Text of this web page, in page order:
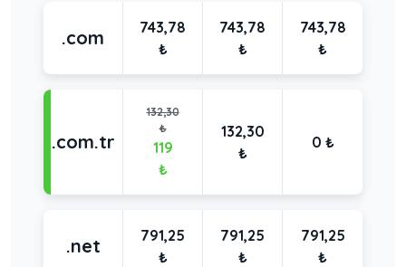
.com
743,78
₺
743,78
₺
743,78
₺
.com.tr
132,30
₺
119
₺
132,30
₺
0 ₺
.net
791,25
₺
791,25
₺
791,25
₺